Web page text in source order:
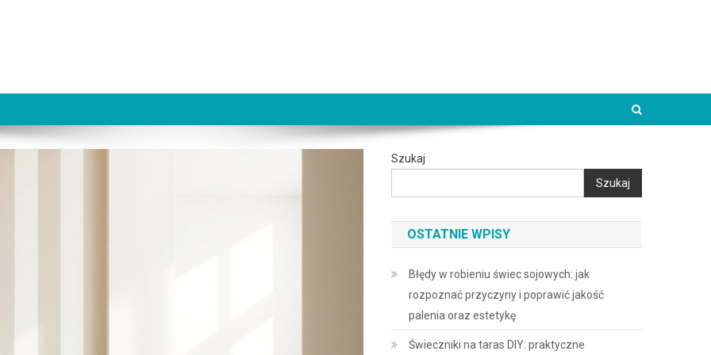
Szukaj
Szukaj
OSTATNIE WPISY
Błędy w robieniu świec sojowych: jak
rozpoznać przyczyny i poprawić jakość
palenia oraz estetykę
Świeczniki na taras DIY: praktyczne